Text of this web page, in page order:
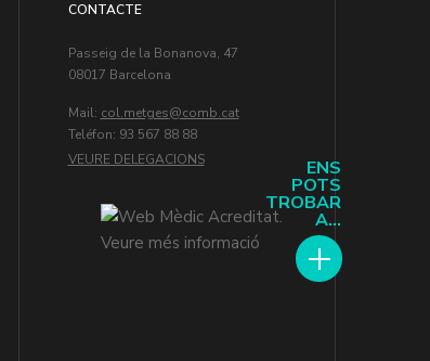
ENS
POTS
TROBAR
A...
CONTACTE
Passeig de la Bonanova, 47
08017 Barcelona
Mail: col.metges
Teléfon: 93 567 88 88
VEURE DELEGACIONS